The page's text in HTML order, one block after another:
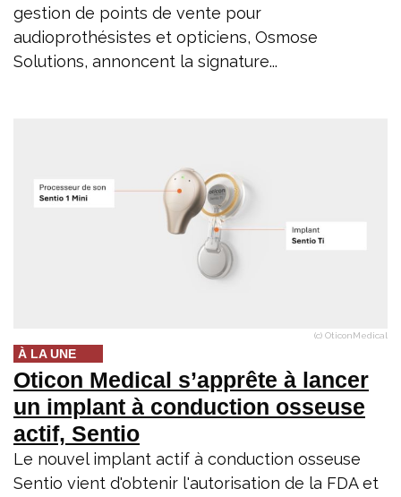
gestion de points de vente pour
audioprothésistes et opticiens, Osmose
Solutions, annoncent la signature...
(c) OticonMedical
À LA UNE
Oticon Medical s’apprête à lancer
un implant à conduction osseuse
actif, Sentio
Le nouvel implant actif à conduction osseuse
Sentio vient d'obtenir l'autorisation de la FDA et